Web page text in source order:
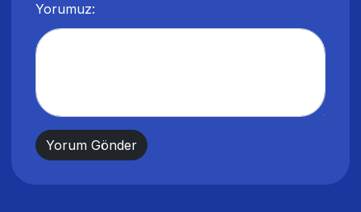
Yorumuz: